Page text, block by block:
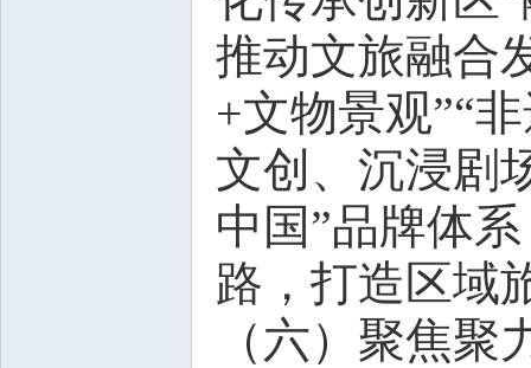
推动文旅融合
+文物景观”“
文创、沉浸剧
中国”品牌体
路，打造区域
（六）聚焦